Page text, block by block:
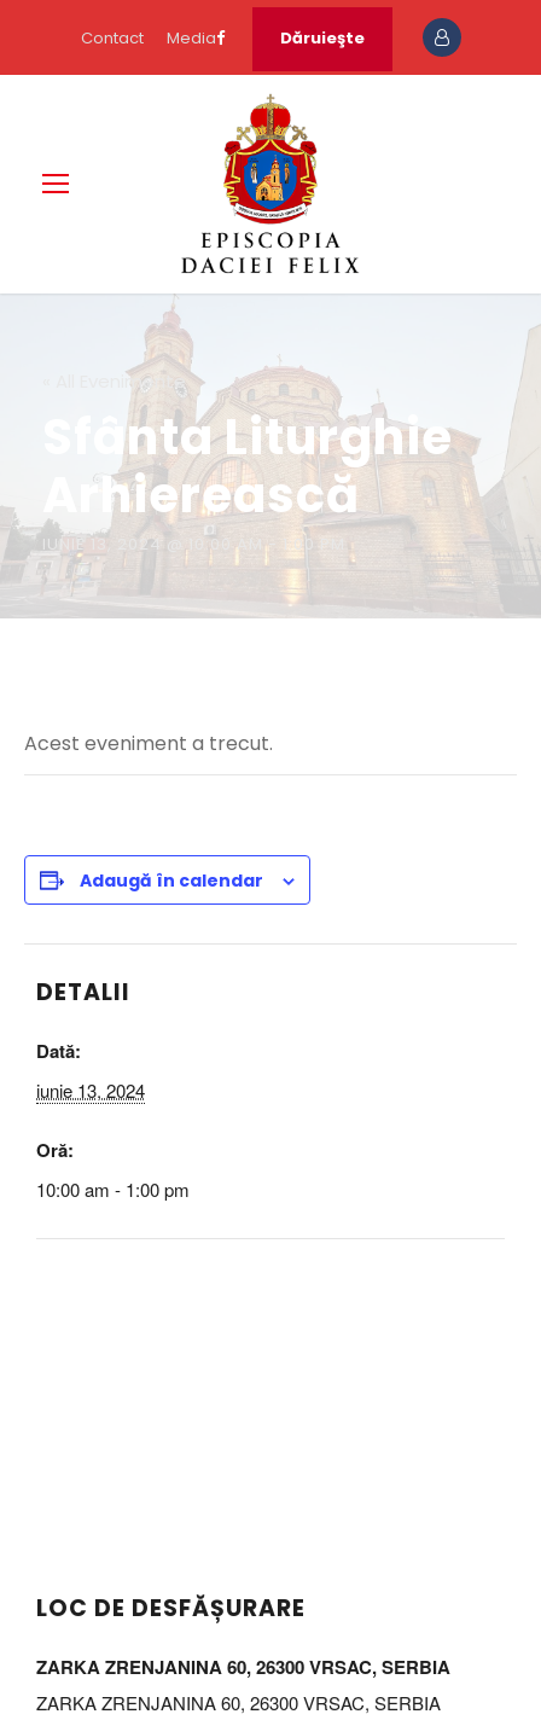
Contact Media Dăruieşte
« All Evenimente
Sfânta Liturghie
Arhierească
IUNIE 13, 2024 @ 10:00 AM - 1:00 PM
Acest eveniment a trecut.
Adaugă în calendar
DETALII
Dată:
iunie 13, 2024
Oră:
10:00 am - 1:00 pm
LOC DE DESFĂȘURARE
ZARKA ZRENJANINA 60, 26300 VRSAC, SERBIA
ZARKA ZRENJANINA 60, 26300 VRSAC, SERBIA